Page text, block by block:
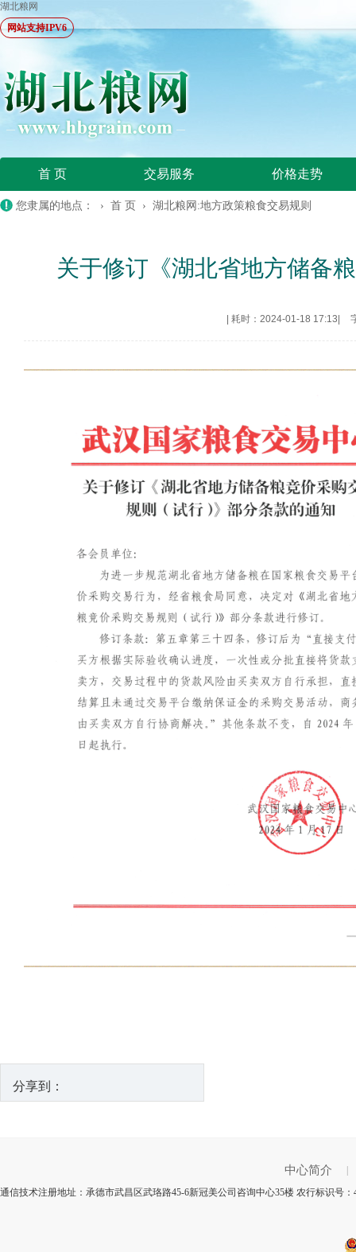
湖北粮网
网站支持IPV6
首 页 交易服务 价格走势
您隶属的地点： › 首 页 › 湖北粮网:地方政策粮食交易规则
关于修订《湖北省地方储备
耗时：2024-01-18 17:13
分享到：
中心简介
通信技术注册地址：承德市武昌区武珞路45-6新冠美公司咨询中心35楼 农行标识号